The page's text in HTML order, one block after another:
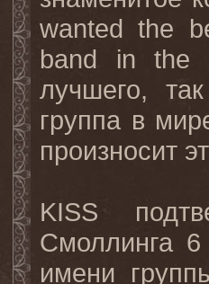
wanted the
band in the
лучшего,так
группа в
произносит
KISS
Смоллинга
имени